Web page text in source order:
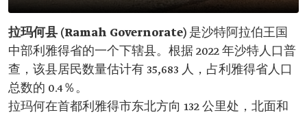
拉玛何县 (Ramah Governorate) 是沙特阿拉伯王国
中部利雅得省的一个下辖县。根据 2022 年沙特人口普
查，该县居民数量估计有 35,683 人，占利雅得省人口
总数的 0.4％。
拉玛何在首都利雅得市东北方向 132 公里处，北面和